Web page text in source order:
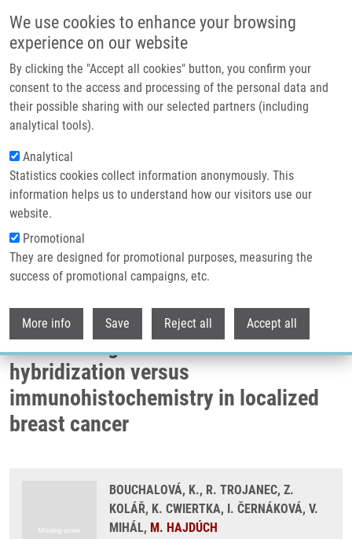
We use cookies to enhance your browsing
experience on our website
By clicking the "Accept all cookies" button, you confirm your
consent to the access and processing of the personal data and
their possible sharing with our selected partners (including
analytical tools).
Analytical
Statistics cookies collect information anonymously. This
information helps us to understand how our visitors use our
website.
Promotional
They are designed for promotional purposes, measuring the
success of promotional campaigns, etc.
More info Save Reject all Accept all
Header image
Drobečková navigace
Domů
Analysis Of ERBB2 And TOP2A Gene Status Using Fluorescence In Situ
Hybridization Versus Immunohistochemistry In Localized Breast Cancer
Analysis of ERBB2 and TOP2A gene
status using fluorescence in situ
hybridization versus
immunohistochemistry in localized
breast cancer
BOUCHALOVÁ, K., R. TROJANEC, Z.
KOLÁŘ, K. CWIERTKA, I. ČERNÁKOVÁ, V.
MIHÁL, M. HAJDÚCH